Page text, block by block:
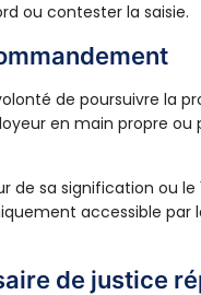
ou contester la saisie.
de poursuivre la
en main propre ou
de sa signification ou le
accessible par
de justice